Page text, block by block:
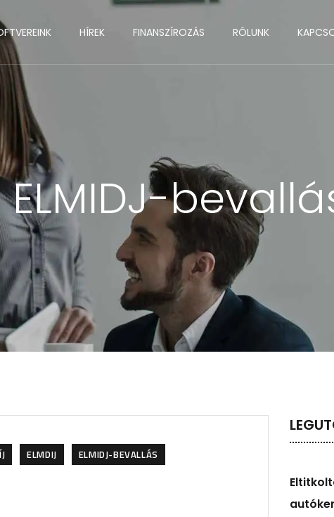
HÍREK FINANSZÍROZÁS RÓLUNK
ELMIDJ-
ELMDIJ
ELMIDJ-BEVALLÁS